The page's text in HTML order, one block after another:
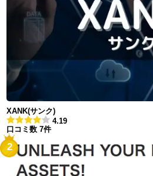
XANK(サンク)
4.19
口コミ数 7件
2